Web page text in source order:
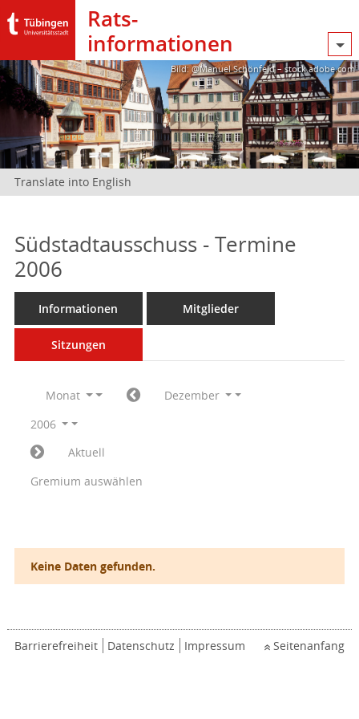
Rats­
informationen
Bild: @Manuel Schönfeld – stock.adobe.com
Translate into English
Südstadtausschuss - Termine
2006
Informationen Mitglieder
Sitzungen
Monat
Dezember
2006
Aktuell
Gremium auswählen
Keine Daten gefunden.
Barrierefreiheit Datenschutz Impressum Seitenanfang